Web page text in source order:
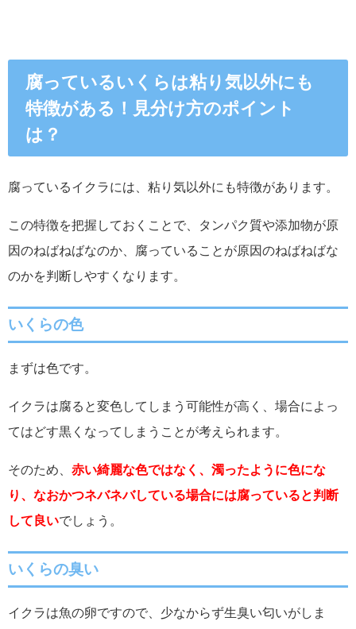
腐っているいくらは粘り気以外にも
特徴がある！見分け方のポイント
は？
腐っているイクラには、粘り気以外にも特徴があります。
この特徴を把握しておくことで、タンパク質や添加物が原
因のねばねばなのか、腐っていることが原因のねばねばな
のかを判断しやすくなります。
いくらの色
まずは色です。
イクラは腐ると変色してしまう可能性が高く、場合によっ
てはどす黒くなってしまうことが考えられます。
そのため、 赤い綺麗な色ではなく、濁ったように色にな
り、なおかつネバネバしている場合には腐っていると判断
して良いでしょう。
いくらの臭い
イクラは魚の卵ですので、少なからず生臭い匂いがしま